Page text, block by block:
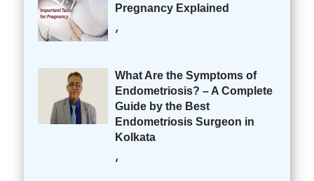
Pregnancy Explained
,
What Are the Symptoms of
Endometriosis? – A Complete
Guide by the Best
Endometriosis Surgeon in
Kolkata
,